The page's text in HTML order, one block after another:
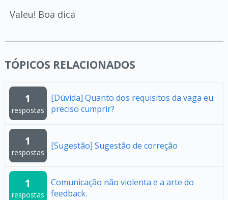
Valeu! Boa dica
TÓPICOS RELACIONADOS
1
respostas
[Dúvida] Quanto dos requisitos da vaga eu
preciso cumprir?
1
respostas
[Sugestão] Sugestão de correção
1
respostas
Comunicação não violenta e a arte do
feedback.